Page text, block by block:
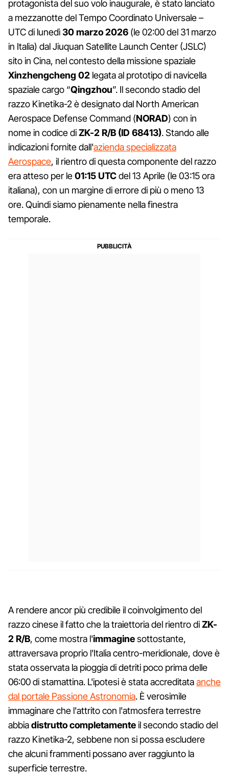
protagonista del suo volo inaugurale, è stato lanciato
a mezzanotte del Tempo Coordinato Universale –
UTC di lunedì30 marzo 2026 (le 02:00 del 31 marzo
in Italia) dal Jiuquan Satellite Launch Center (JSLC)
sito in Cina, nel contesto della missione spaziale
Xinzhengcheng 02 legata al prototipo di navicella
spaziale cargo “Qingzhou”. Il secondo stadio del
razzo Kinetika-2 è designato dal North American
Aerospace Defense Command (NORAD) con in
nome in codice diZK-2 R/B (ID 68413). Stando alle
indicazioni fornite dall'azienda specializzata
Aerospace, il rientro di questa componente del razzo
era atteso per le01:15 UTCdel 13 Aprile (le 03:15 ora
italiana), con un margine di errore di più o meno 13
ore. Quindi siamo pienamente nella finestra
temporale.
A rendere ancor più credibile il coinvolgimento del
razzo cinese il fatto che la traiettoria del rientro diZK-
2 R/B, come mostra l'immaginesottostante,
attraversava proprio l'Italia centro-meridionale, dove è
stata osservata la pioggia di detriti poco prima delle
06:00 di stamattina. L'ipotesi è stata accreditataanche
dal portale Passione Astronomia. È verosimile
immaginare che l'attrito con l'atmosfera terrestre
abbiadistrutto completamenteil secondo stadio del
razzo Kinetika-2, sebbene non si possa escludere
che alcuni frammenti possano aver raggiunto la
superficie terrestre.